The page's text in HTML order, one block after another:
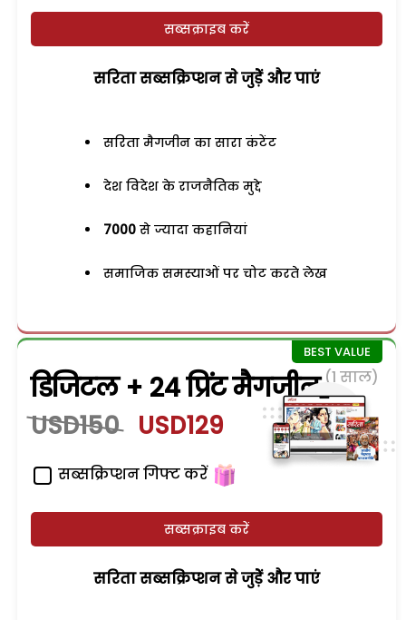
सब्सक्राइब करें
सरिता सब्सक्रिप्शन से जुड़ेें और पाएं
सरिता मैगजीन का सारा कंटेंट
देश विदेश के राजनैतिक मुद्दे
7000 से ज्यादा कहानियां
समाजिक समस्याओं पर चोट करते लेख
डिजिटल + 24 प्रिंट मैगजीन (1 साल)
USD150 USD129
सब्सक्रिप्शन गिफ्ट करें
सब्सक्राइब करें
सरिता सब्सक्रिप्शन से जुड़ेें और पाएं